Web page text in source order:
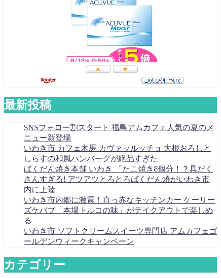
最新投稿
SNSフォロー割スタート 福島アムカフェ人気の夏のメ
ニュー新登場
いわき市 カフェ木馬 カヴァッルッチョ 大根おろしと
しらすの和風ハンバーグが絶品すぎた
ばくだん焼き本舗 いわき 「たこ焼き8個分！？具だく
さんすぎる! アツアツとろとろばくだん焼がいわき市
内に上陸
いわき市内郷に激震！真っ赤なキッチンカー ケーリー
ズケバブ「本場トルコの味」がテイクアウトで楽しめ
る
いわき市 ソフトクリームスイーツ専門店 アムカフェゴ
ールデンウィークキャンペーン
カテゴリー